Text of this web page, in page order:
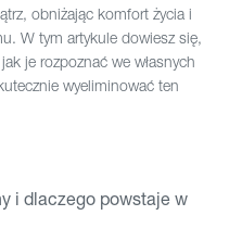
obniżając komfort życia i
W tym artykule dowiesz się,
je rozpoznać we własnych
wyeliminować ten
i dlaczego powstaje w